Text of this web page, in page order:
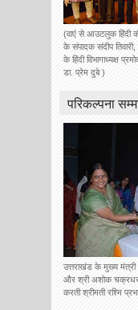
(वाएं से आउटलुक हिंदी
के संपादक संदीप
के हिंदी विभागाध्यक्ष
डा. प्रेम दुबे )
परिकल्पना
उत्तराखंड के मुख्य मंत्री
और श्री अशोक चक्रधर
करती श्रीमती रश्मि प्रभा